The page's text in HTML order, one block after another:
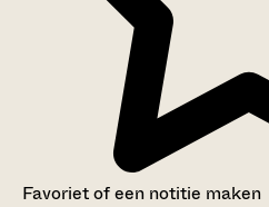
Favoriet of een notitie maken